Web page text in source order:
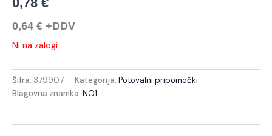
0,64 € +DDV
Ni na zalogi
Šifra: 379907 Kategorija: Potovalni pripomočki
Blagovna znamka: NO1